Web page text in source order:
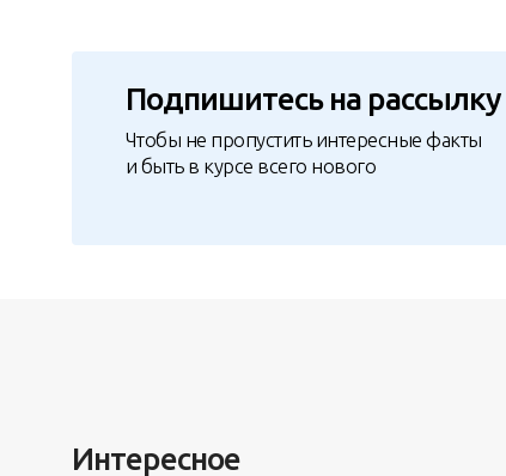
Подпишитесь на рассылку
Чтобы не пропустить интересные факты
и быть в курсе всего нового
Интересное